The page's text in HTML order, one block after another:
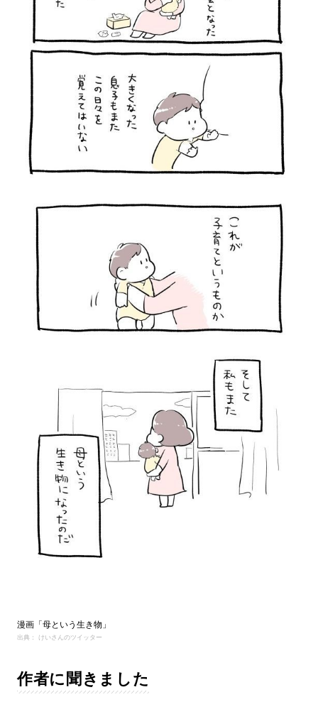
漫画「母という生き物」
出典： けいさんのツイッター
作者に聞きました